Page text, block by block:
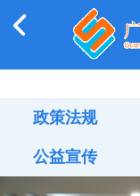
政策法规
公益宣传